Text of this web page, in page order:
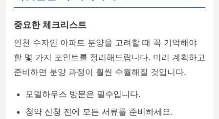
중요한 체크리스트
인천 수자인 아파트 분양을 고려할 때 꼭 기억해야
할 몇 가지 포인트를 정리해드립니다. 미리 계획하고
준비하면 분양 과정이 훨씬 수월해질 것입니다.
모델하우스 방문은 필수입니다.
청약 신청 전에 모든 서류를 준비하세요.